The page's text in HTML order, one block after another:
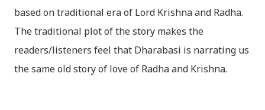
based on traditional era of Lord Krishna and Radha.
The traditional plot of the story makes the
readers/listeners feel that Dharabasi is narrating us
the same old story of love of Radha and Krishna.